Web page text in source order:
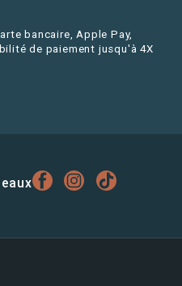
bancaire, Apple Pay,
de paiement jusqu'à 4X